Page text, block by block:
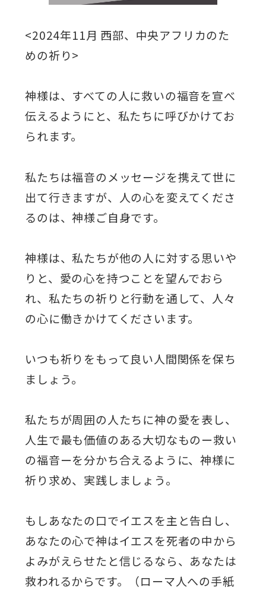
<2024年11月 西部、中央アフリカのた
めの祈り>
神様は、すべての人に救いの福音を宣べ
伝えるようにと、私たちに呼びかけてお
られます。
私たちは福音のメッセージを携えて世に
出て行きますが、人の心を変えてくださ
るのは、神様ご自身です。
神様は、私たちが他の人に対する思いや
りと、愛の心を持つことを望んでおら
れ、私たちの祈りと行動を通して、人々
の心に働きかけてくださいます。
いつも祈りをもって良い人間関係を保ち
ましょう。
私たちが周囲の人たちに神の愛を表し、
人生で最も価値のある大切なものー救い
の福音ーを分かち合えるように、神様に
祈り求め、実践しましょう。
もしあなたの口でイエスを主と告白し、
あなたの心で神はイエスを死者の中から
よみがえらせたと信じるなら、あなたは
救われるからです。（ローマ人への手紙